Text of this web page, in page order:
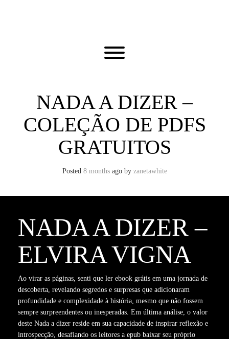
Toggle menu visibility.
NADA A DIZER –
COLEÇÃO DE PDFS
GRATUITOS
Posted 8 monthsago by zanetawhite
NADA A DIZER –
ELVIRA VIGNA
Ao virar as páginas, senti que ler ebook grátis em uma jornada de
descoberta, revelando segredos e surpresas que adicionaram
profundidade e complexidade à história, mesmo que não fossem
sempre surpreendentes ou inesperadas. Em última análise, o valor
deste Nada a dizer reside em sua capacidade de inspirar reflexão e
introspecção, desafiando os leitores a epub baixar seu próprio